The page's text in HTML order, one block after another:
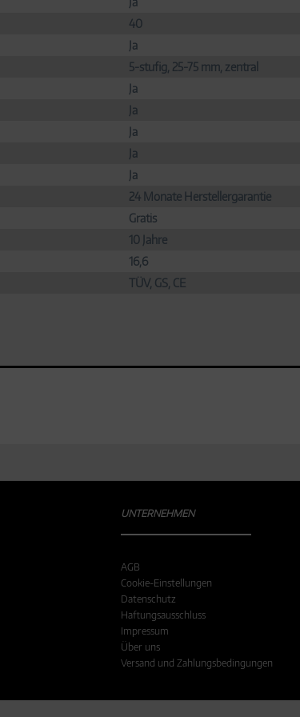
40
Ja
5-stufig, 25-75 mm, zentral
Ja
Ja
Ja
Ja
Ja
24 Monate Herstellergarantie
Gratis
10 Jahre
16,6
TÜV, GS, CE
UNTERNEHMEN
AGB
Cookie-Einstellungen
Datenschutz
Haftungsausschluss
Impressum
Über uns
Versand und Zahlungsbedingungen